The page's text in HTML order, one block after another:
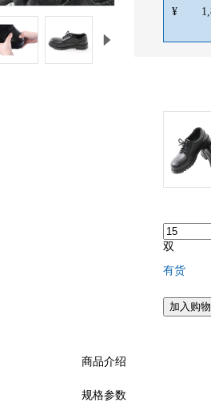
¥
双
有货
加入购
商品介绍
规格参数